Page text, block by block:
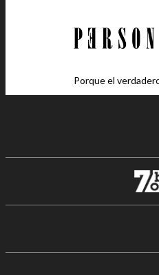
Porque el